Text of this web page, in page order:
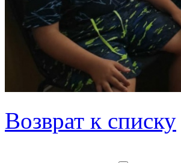
Возврат к списку